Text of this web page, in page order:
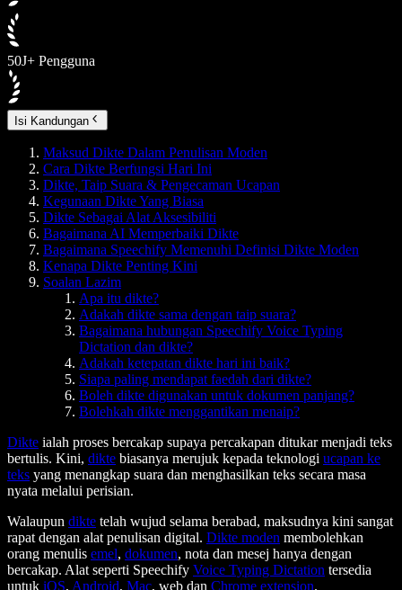
50J+ Pengguna
Isi Kandungan
Maksud Dikte Dalam Penulisan Moden
Cara Dikte Berfungsi Hari Ini
Dikte, Taip Suara & Pengecaman Ucapan
Kegunaan Dikte Yang Biasa
Dikte Sebagai Alat Aksesibiliti
Bagaimana AI Memperbaiki Dikte
Bagaimana Speechify Memenuhi Definisi Dikte Moden
Kenapa Dikte Penting Kini
Soalan Lazim
Apa itu dikte?
Adakah dikte sama dengan taip suara?
Bagaimana hubungan Speechify Voice Typing
Dictation dan dikte?
Adakah ketepatan dikte hari ini baik?
Siapa paling mendapat faedah dari dikte?
Boleh dikte digunakan untuk dokumen panjang?
Bolehkah dikte menggantikan menaip?
Dikte ialah proses bercakap supaya percakapan ditukar menjadi teks
bertulis. Kini, dikte biasanya merujuk kepada teknologi ucapan ke
teks yang menangkap suara dan menghasilkan teks secara masa
nyata melalui perisian.
Walaupun dikte telah wujud selama berabad, maksudnya kini sangat
rapat dengan alat penulisan digital. Dikte moden membolehkan
orang menulis emel, dokumen, nota dan mesej hanya dengan
bercakap. Alat seperti Speechify Voice Typing Dictation tersedia
untuk iOS, Android, Mac, web dan Chrome extension.